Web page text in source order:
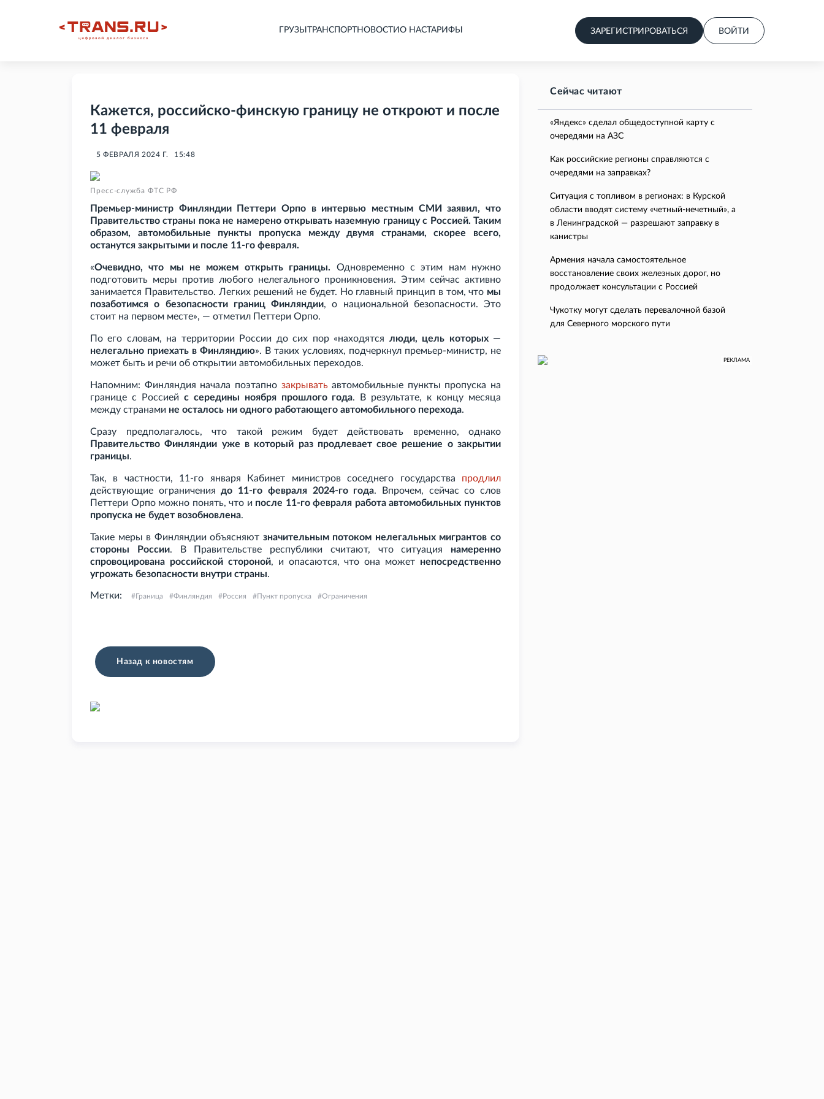
ГРУЗЫ ТРАНСПОРТНОВОСТИ О НАСТАРИФЫ ЗАРЕГИСТРИРОВАТЬСЯ ВОЙТИ
Кажется, российско-финскую границу не откроют и после
11 февраля
5 ФЕВРАЛЯ 2024 Г. 15:48
Пресс-служба ФТС РФ
Премьер-министр Финляндии Петтери Орпо в интервью местным СМИ заявил, что
Правительство страны пока не намерено открывать наземную границу с Россией. Таким
образом, автомобильные пункты пропуска между двумя странами, скорее всего,
останутся закрытыми и после 11-го февраля.
«Очевидно, что мы не можем открыть границы. Одновременно с этим нам нужно
подготовить меры против любого нелегального проникновения. Этим сейчас активно
занимается Правительство. Легких решений не будет. Но главный принцип в том, что мы
позаботимся о безопасности границ Финляндии, о национальной безопасности. Это
стоит на первом месте», — отметил Петтери Орпо.
По его словам, на территории России до сих пор «находятся люди, цель которых —
нелегально приехать в Финляндию». В таких условиях, подчеркнул премьер-министр, не
может быть и речи об открытии автомобильных переходов.
Напомним: Финляндия начала поэтапно закрыватьавтомобильные пункты пропуска на
границе с Россией с середины ноября прошлого года. В результате, к концу месяца
между странами не осталось ни одного работающего автомобильного перехода.
Сразу предполагалось, что такой режим будет действовать временно, однако
Правительство Финляндии уже в который раз продлевает свое решение о закрытии
границы.
Так, в частности, 11-го января Кабинет министров соседнего государства продлил
действующие ограничениядо 11-го февраля 2024-го года. Впрочем, сейчас со слов
Петтери Орпо можно понять, что и после 11-го февраля работа автомобильных пунктов
пропуска не будет возобновлена.
Такие меры в Финляндии объясняют значительным потоком нелегальных мигрантов со
стороны России. В Правительстве республики считают, что ситуация намеренно
спровоцирована российской стороной, и опасаются, что она может непосредственно
угрожать безопасности внутри страны.
Метки: Граница Финляндия Россия Пункт пропуска Ограничения
Назад к новостям
Сейчас читают
«Яндекс» сделал общедоступной карту с
очередями на АЗС
Как российские регионы справляются с
очередями на заправках?
Ситуация с топливом в регионах: в Курской
области вводят систему «четный-нечетный», а
в Ленинградской — разрешают заправку в
канистры
Армения начала самостоятельное
восстановление своих железных дорог, но
продолжает консультации с Россией
Чукотку могут сделать перевалочной базой
для Северного морского пути
РЕКЛАМА